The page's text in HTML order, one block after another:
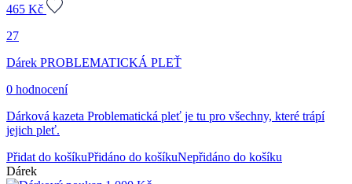
465 Kč
27
Dárek PROBLEMATICKÁ PLEŤ
0 hodnocení
Dárková kazeta Problematická pleť je tu pro všechny, které trápí
jejich pleť.
Přidat do košíkuPřidáno do košíkuNepřidáno do košíku
Dárek